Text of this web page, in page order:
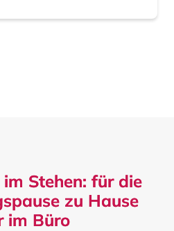
Stehen: für die
zu Hause
im Büro